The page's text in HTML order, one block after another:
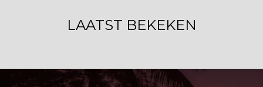
LAATST BEKEKEN